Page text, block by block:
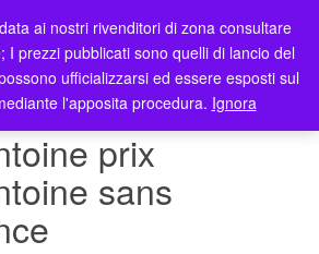
T
o
g
l
prix
sans
ai nostri rivenditori di zona consultare
I prezzi pubblicati sono quelli di lancio del
ufficializzarsi ed essere esposti sul
l'apposita procedura. Ignora